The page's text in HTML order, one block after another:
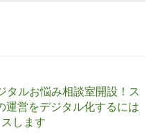
タルお悩み相談室開設！ス
運営をデジタル化するには
します